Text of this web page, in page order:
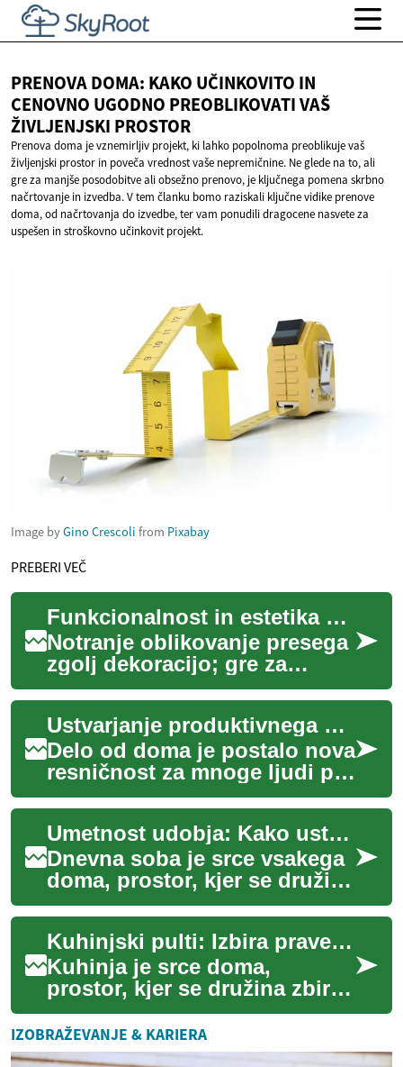
PRENOVA DOMA: KAKO UČINKOVITO IN
CENOVNO UGODNO PREOBLIKOVATI VAŠ
ŽIVLJENJSKI PROSTOR
Prenova doma je vznemirljiv projekt, ki lahko popolnoma preoblikuje vaš
življenjski prostor in poveča vrednost vaše nepremičnine. Ne glede na to, ali
gre za manjše posodobitve ali obsežno prenovo, je ključnega pomena skrbno
načrtovanje in izvedba. V tem članku bomo raziskali ključne vidike prenove
doma, od načrtovanja do izvedbe, ter vam ponudili dragocene nasvete za
uspešen in stroškovno učinkovit projekt.
Image byGino Crescoli from Pixabay
PREBERI VEČ
Funkcionalnost in estetika v notranjih prostorih
Notranje oblikovanje presega
zgolj dekoracijo; gre za
ustvarjanje okolja, ki je hkrati
estetsko privlačno in izjemno
...
Ustvarjanje produktivnega delovnega prostora doma
Delo od doma je postalo nova
resničnost za mnoge ljudi po
vsem svetu. S tem trendom se
je povečala potreba po
ustvarj...
Umetnost udobja: Kako ustvariti topel dnevni prostor
Dnevna soba je srce vsakega
doma, prostor, kjer se družina
in prijatelji zbirajo, da bi se
sprostili, se pogovarjali ...
Kuhinjski pulti: Izbira pravega materiala za vaš dom
Kuhinja je srce doma,
prostor, kjer se družina zbira
in ustvarja spomine ob
pripravi in uživanju obrokov.
Osrednji el...
IZOBRAŽEVANJE & KARIERA